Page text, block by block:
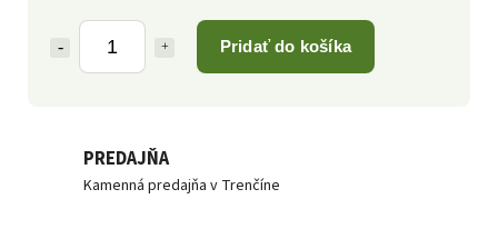
Pridať do košíka
PREDAJŇA
Kamenná predajňa v Trenčíne